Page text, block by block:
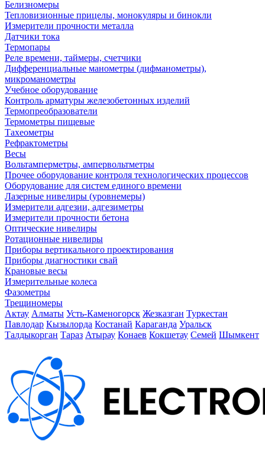
Белизномеры
Тепловизионные прицелы, монокуляры и бинокли
Измерители прочности металла
Датчики тока
Термопары
Реле времени, таймеры, счетчики
Дифференциальные манометры (дифманометры),
микроманометры
Учебное оборудование
Контроль арматуры железобетонных изделий
Термопреобразователи
Термометры пищевые
Тахеометры
Рефрактометры
Весы
Вольтамперметры, ампервольтметры
Прочее оборудование контроля технологических процессов
Оборудование для систем единого времени
Лазерные нивелиры (уровнемеры)
Измерители адгезии, адгезиметры
Измерители прочности бетона
Оптические нивелиры
Ротационные нивелиры
Приборы вертикального проектирования
Приборы диагностики свай
Крановые весы
Измерительные колеса
Фазометры
Трещиномеры
Актау Алматы Усть-Каменогорск Жезказган Туркестан
Павлодар Кызылорда Костанай Караганда Уральск
Талдыкорган Тараз Атырау Конаев Кокшетау Семей Шымкент